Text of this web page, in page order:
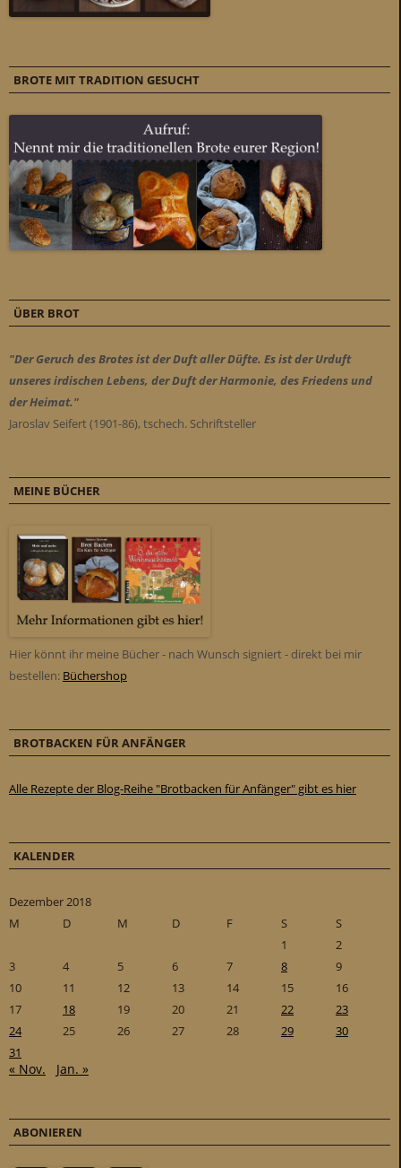
BROTE MIT TRADITION GESUCHT
ÜBER BROT
"Der Geruch des Brotes ist der Duft aller Düfte. Es ist der Urduft
unseres irdischen Lebens, der Duft der Harmonie, des Friedens und
der Heimat."
Jaroslav Seifert (1901-86), tschech. Schriftsteller
MEINE BÜCHER
Hier könnt ihr meine Bücher - nach Wunsch signiert - direkt bei mir
bestellen: Büchershop
BROTBACKEN FÜR ANFÄNGER
Alle Rezepte der Blog-Reihe "Brotbacken für Anfänger" gibt es hier
KALENDER
Dezember 2018
M
D M D F S
S
1
2
3
4 5 6 7 8
9
10
11 12 13 14 15
16
17
18 19 20 21 22
23
24
25 26 27 28 29
30
31
« Nov. Jan. »
ABONIEREN